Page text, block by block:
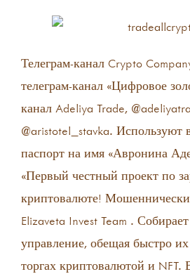
Телеграм-канал Crypto
телеграм-канал «Цифровое
канал Adeliya Trade,
@aristotel_stavka. Используют
паспорт на имя «Авронина
«Первый честный проект по
криптовалюте!
Elizaveta Invest Team .
управление, обещая быстро
торгах криптовалютой и NFT.